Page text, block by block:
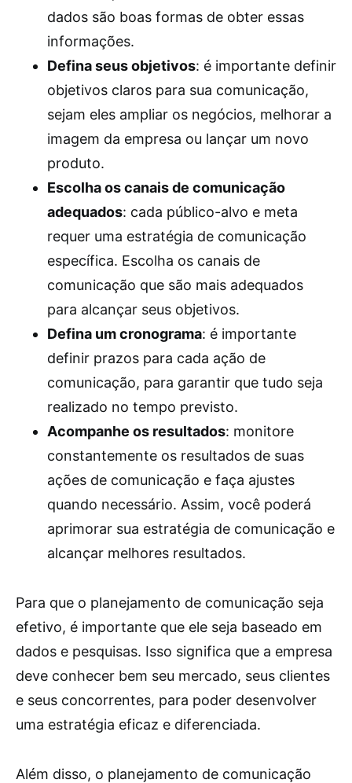
dados são boas formas de obter essas
informações.
Defina seus objetivos: é importante definir
objetivos claros para sua comunicação,
sejam eles ampliar os negócios, melhorar a
imagem da empresa ou lançar um novo
produto.
Escolha os canais de comunicação
adequados: cada público-alvo e meta
requer uma estratégia de comunicação
específica. Escolha os canais de
comunicação que são mais adequados
para alcançar seus objetivos.
Defina um cronograma: é importante
definir prazos para cada ação de
comunicação, para garantir que tudo seja
realizado no tempo previsto.
Acompanhe os resultados: monitore
constantemente os resultados de suas
ações de comunicação e faça ajustes
quando necessário. Assim, você poderá
aprimorar sua estratégia de comunicação e
alcançar melhores resultados.
Para que o planejamento de comunicação seja
efetivo, é importante que ele seja baseado em
dados e pesquisas. Isso significa que a empresa
deve conhecer bem seu mercado, seus clientes
e seus concorrentes, para poder desenvolver
uma estratégia eficaz e diferenciada.
Além disso, o planejamento de comunicação